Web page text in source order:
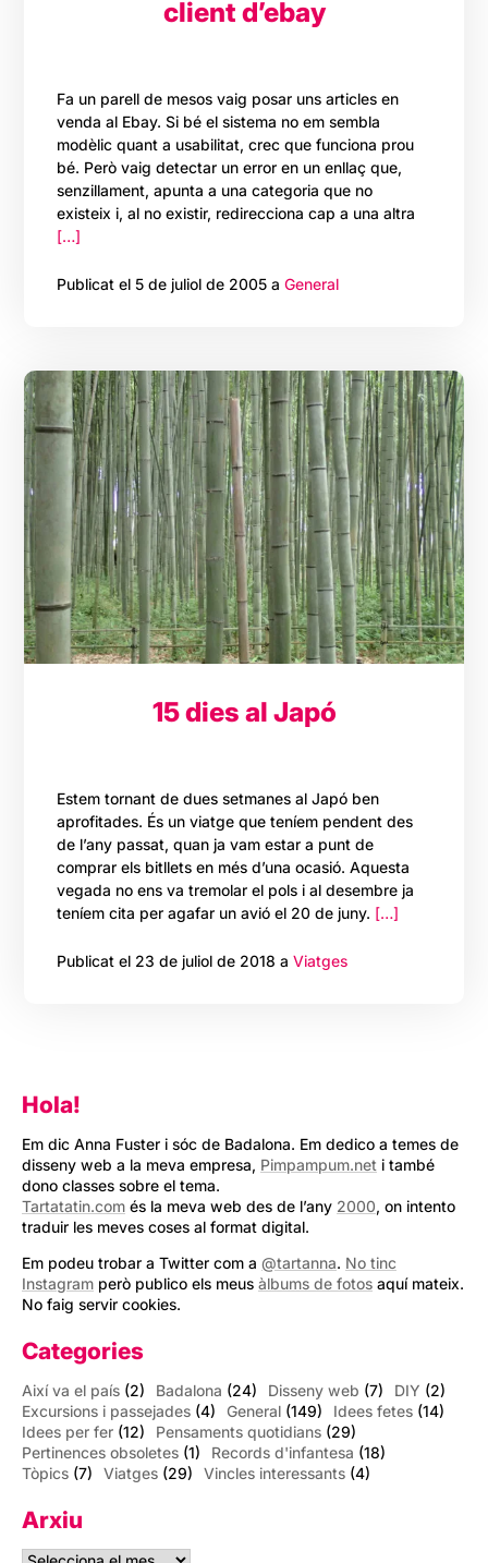
client d’ebay
Fa un parell de mesos vaig posar uns articles en
venda al Ebay. Si bé el sistema no em sembla
modèlic quant a usabilitat, crec que funciona prou
bé. Però vaig detectar un error en un enllaç que,
senzillament, apunta a una categoria que no
existeix i, al no existir, redirecciona cap a una altra
[…]
Publicat el 5 de juliol de 2005 aGeneral
15 dies al Japó
Estem tornant de dues setmanes al Japó ben
aprofitades. És un viatge que teníem pendent des
de l’any passat, quan ja vam estar a punt de
comprar els bitllets en més d’una ocasió. Aquesta
vegada no ens va tremolar el pols i al desembre ja
teníem cita per agafar un avió el 20 de juny. […]
Publicat el 23 de juliol de 2018 aViatges
Hola!
Em dic Anna Fuster i sóc de Badalona. Em dedico a temes de
disseny web a la meva empresa, Pimpampum.net i també
dono classes sobre el tema.
Tartatatin.com és la meva web des de l’any 2000, on intento
traduir les meves coses al format digital.
Em podeu trobar a Twitter com a @tartanna. No tinc
Instagram però publico els meus àlbums de fotos aquí mateix.
No faig servir cookies.
Categories
Així va el país (2) Badalona (24) Disseny web (7) DIY (2)
Excursions i passejades (4) General (149) Idees fetes (14)
Idees per fer (12) Pensaments quotidians (29)
Pertinences obsoletes (1) Records d'infantesa (18)
Tòpics (7) Viatges (29) Vincles interessants (4)
Arxiu
Arxiu